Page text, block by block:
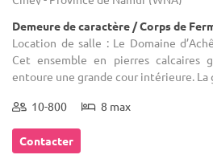
Demeure de caractère / Corps de
Location de salle : Le Domaine
Cet ensemble en pierres calcaires
entoure une grande cour intérieure. La
10-800 8 max
Contacter